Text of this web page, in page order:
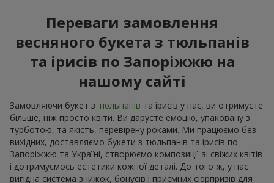
Переваги замовлення
весняного букета з тюльпанів
та ірисів по Запоріжжю на
нашому сайті
Замовляючи букет з тюльпанів та ірисів у нас, ви отримуєте
більше, ніж просто квіти. Ви даруєте емоцію, упаковану з
турботою, та якість, перевірену роками. Ми працюємо без
вихідних, доставляємо букети з тюльпанів та ірисів по
Запоріжжю та Україні, створюємо композиції зі свіжих квітів
і дотримуємось естетики кожної деталі. До того ж, у нас
вигідна система знижок, бонусів і приємних сюрпризів для